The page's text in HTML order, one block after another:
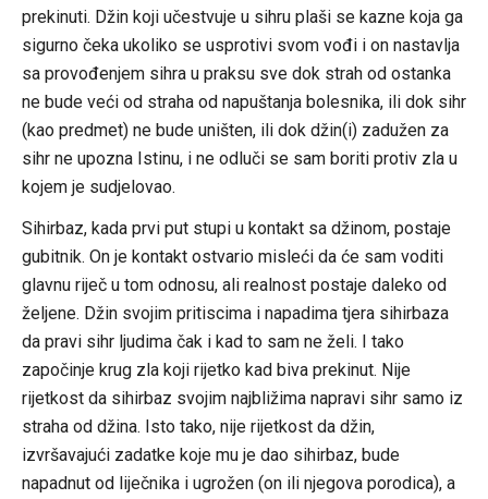
prekinuti. Džin koji učestvuje u sihru plaši se kazne koja ga
sigurno čeka ukoliko se usprotivi svom vođi i on nastavlja
sa provođenjem sihra u praksu sve dok strah od ostanka
ne bude veći od straha od napuštanja bolesnika, ili dok sihr
(kao predmet) ne bude uništen, ili dok džin(i) zadužen za
sihr ne upozna Istinu, i ne odluči se sam boriti protiv zla u
kojem je sudjelovao.
Sihirbaz, kada prvi put stupi u kontakt sa džinom, postaje
gubitnik. On je kontakt ostvario misleći da će sam voditi
glavnu riječ u tom odnosu, ali realnost postaje daleko od
željene. Džin svojim pritiscima i napadima tjera sihirbaza
da pravi sihr ljudima čak i kad to sam ne želi. I tako
započinje krug zla koji rijetko kad biva prekinut. Nije
rijetkost da sihirbaz svojim najbližima napravi sihr samo iz
straha od džina. Isto tako, nije rijetkost da džin,
izvršavajući zadatke koje mu je dao sihirbaz, bude
napadnut od liječnika i ugrožen (on ili njegova porodica), a